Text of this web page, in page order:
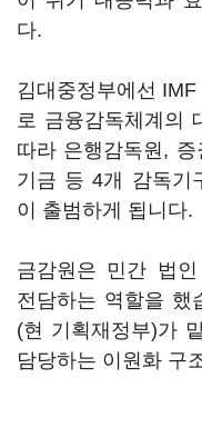
다.
김대중정부에선
로 금융감독체계의
따라 은행감독원, 증
기금 등 4개 감독기
이 출범하게 됩니다.
금감원은 민간 법
전담하는 역할을 했
(현 기획재정부)가
담당하는 이원화 구